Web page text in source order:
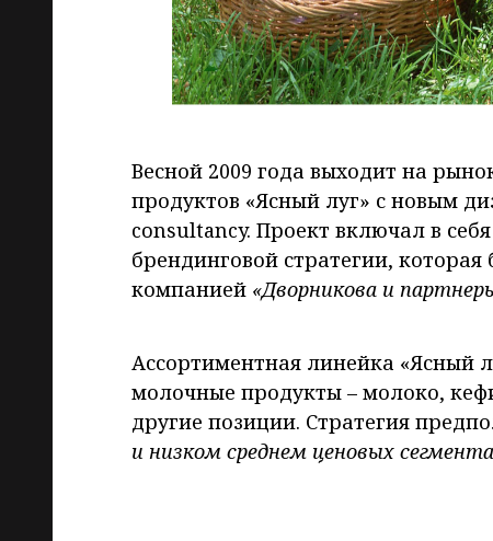
Весной 2009 года выходит на
продуктов «Ясный луг» с новым
consultancy. Проект включал в
брендинговой стратегии,
компанией «Дворникова и
Ассортиментная линейка «Ясный
молочные продукты – молоко,
другие позиции. Стратегия
и низком среднем ценовых